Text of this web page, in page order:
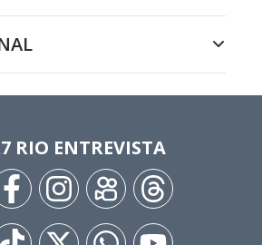
RIO ENTREVISTA